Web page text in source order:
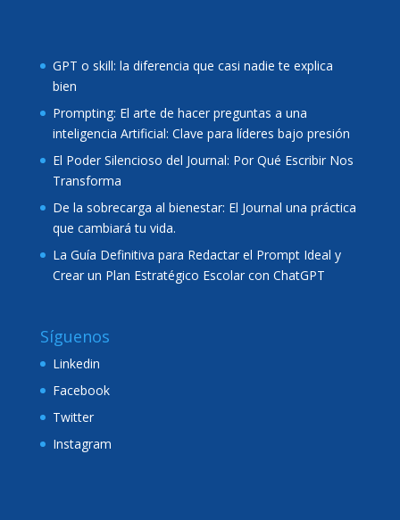
GPT o skill: la diferencia que casi nadie te explica
bien
Prompting: El arte de hacer preguntas a una
inteligencia Artificial: Clave para líderes bajo presión
El Poder Silencioso del Journal: Por Qué Escribir Nos
Transforma
De la sobrecarga al bienestar: El Journal una práctica
que cambiará tu vida.
La Guía Definitiva para Redactar el Prompt Ideal y
Crear un Plan Estratégico Escolar con ChatGPT
Síguenos
Linkedin
Facebook
Twitter
Instagram